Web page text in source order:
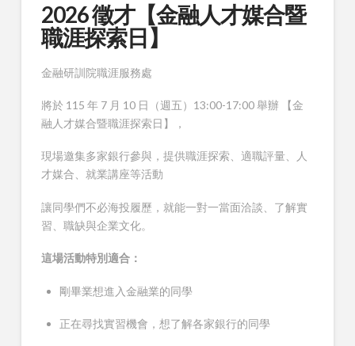
2026 徵才【金融人才媒合暨
職涯探索日】
金融研訓院職涯服務處
將於 115 年 7 月 10 日（週五）13:00-17:00 舉辦 【金
融人才媒合暨職涯探索日】，
現場邀集多家銀行參與，提供職涯探索、適職評量、人
才媒合、就業講座等活動
讓同學們不必海投履歷，就能一對一當面洽談、了解實
習、職缺與企業文化。
這場活動特別適合：
剛畢業想進入金融業的同學
正在尋找實習機會，想了解各家銀行的同學